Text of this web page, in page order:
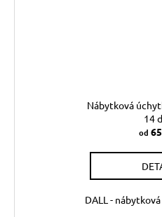
Nábytková
14
od
DALL -